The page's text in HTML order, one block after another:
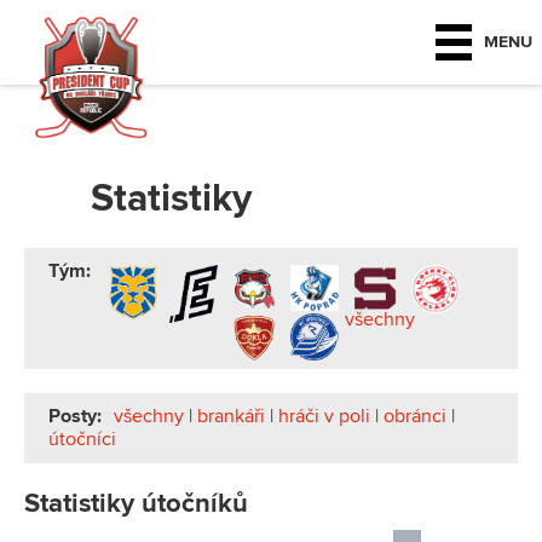
MENU
Statistiky
Tým:
všechny
Posty: všechny | brankáři | hráči v poli | obránci |
útočníci
Statistiky útočníků